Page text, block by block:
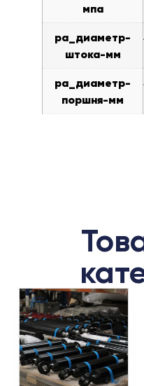
мпа
pa_диаметр-
штока-мм
pa_диаметр-
поршня-мм